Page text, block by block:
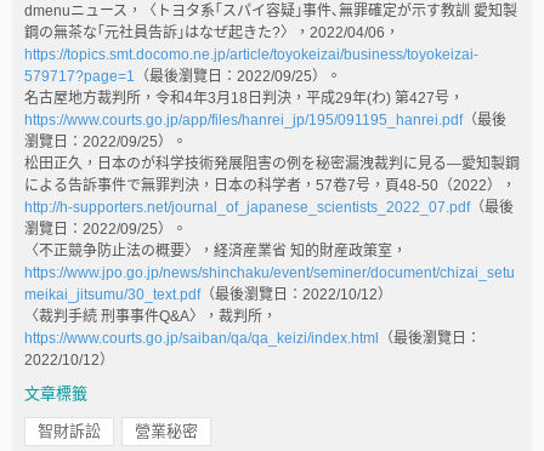
dmenuニュース，〈トヨタ系｢スパイ容疑｣事件､無罪確定が示す教訓 愛知製
鋼の無茶な｢元社員告訴｣はなぜ起きた?〉，2022/04/06，
https://topics.smt.docomo.ne.jp/article/toyokeizai/business/toyokeizai-
579717?page=1 （最後瀏覽日：2022/09/25）。
名古屋地方裁判所，令和4年3月18日判決，平成29年(わ) 第427号，
https://www.courts.go.jp/app/files/hanrei_jp/195/091195_hanrei.pdf（最後
瀏覽日：2022/09/25）。
松田正久，日本のが科学技術発展阻害の例を秘密漏洩裁判に見る—愛知製鋼
による告訴事件で無罪判決，日本の科学者，57卷7号，頁48-50（2022），
http://h-supporters.net/journal_of_japanese_scientists_2022_07.pdf（最後
瀏覽日：2022/09/25）。
〈不正競争防止法の概要〉，経済産業省 知的財産政策室，
https://www.jpo.go.jp/news/shinchaku/event/seminer/document/chizai_setu
meikai_jitsumu/30_text.pdf（最後瀏覽日：2022/10/12）
〈裁判手続 刑事事件Q&A〉，裁判所，
https://www.courts.go.jp/saiban/qa/qa_keizi/index.html
（最後瀏覽日：
2022/10/12）
文章標籤
智財訴訟 營業秘密